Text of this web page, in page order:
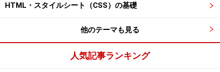
HTML・スタイルシート（CSS）の基礎
他のテーマも見る
人気記事ランキング